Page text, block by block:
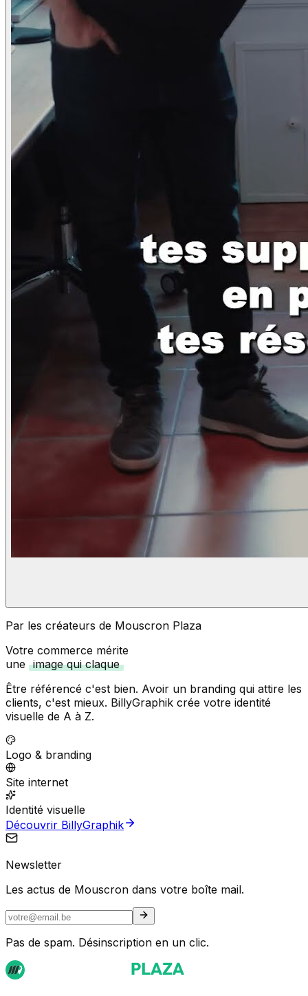
Par les créateurs de Mouscron Plaza
Votre commerce mérite
une image qui claque
Être référencé c'est bien. Avoir un branding qui attire les
clients, c'est mieux. BillyGraphik crée votre identité
visuelle de A à Z.
Logo & branding
Site internet
Identité visuelle
Découvrir BillyGraphik
Newsletter
Les actus de Mouscron dans votre boîte mail.
Pas de spam. Désinscription en un clic.